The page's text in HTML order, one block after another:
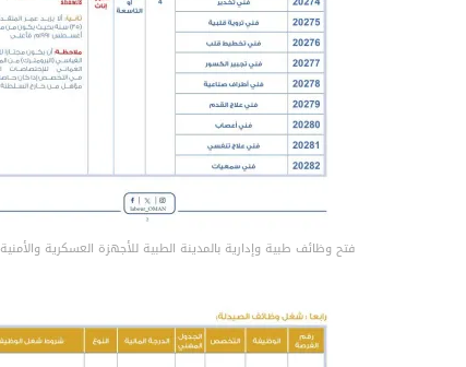
‏فتح وظائف طبية وإدارية بالمدينة الطبية للأجهزة العسكرية والأمنية 9